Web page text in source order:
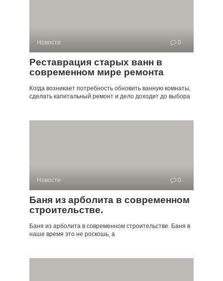
Новости 0
Реставрация старых ванн в
современном мире ремонта
Когда возникает потребность обновить ванную комнаты,
сделать капитальный ремонт и дело доходит до выбора
Новости 0
Баня из арболита в современном
строительстве.
Баня из арболита в современном строительстве. Баня в
наше время это не роскошь, а